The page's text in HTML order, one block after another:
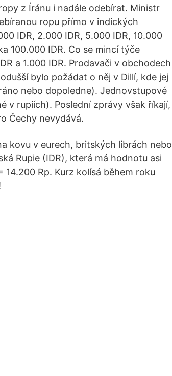
z Íránu i nadále odebírat. Ministr
ropu přímo v indických
IDR, 2.000 IDR, 5.000 IDR, 10.000
100.000 IDR. Co se mincí týče
a 1.000 IDR. Prodavači v obchodech
bylo požádat o něj v Dillí, kde jej
nebo dopoledne). Jednovstupové
v rupiích). Poslední zprávy však říkají,
Čechy nevydává.
kovu v eurech, britských librách nebo
Rupie (IDR), která má hodnotu asi
14.200 Rp. Kurz kolísá během roku